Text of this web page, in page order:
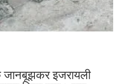
जानबूझकर इजरायली